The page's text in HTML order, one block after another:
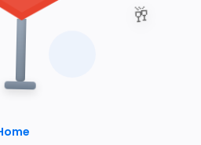
🥂